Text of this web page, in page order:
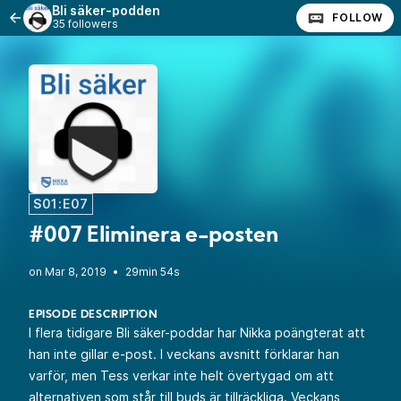
Bli säker-podden
35 followers FOLLOW
S01:E07
#007 Eliminera e-posten
• 29min 54s
EPISODE DESCRIPTION
I flera tidigare Bli säker-poddar har Nikka poängterat att
han inte gillar e-post. I veckans avsnitt förklarar han
varför, men Tess verkar inte helt övertygad om att
alternativen som står till buds är tillräckliga. Veckans